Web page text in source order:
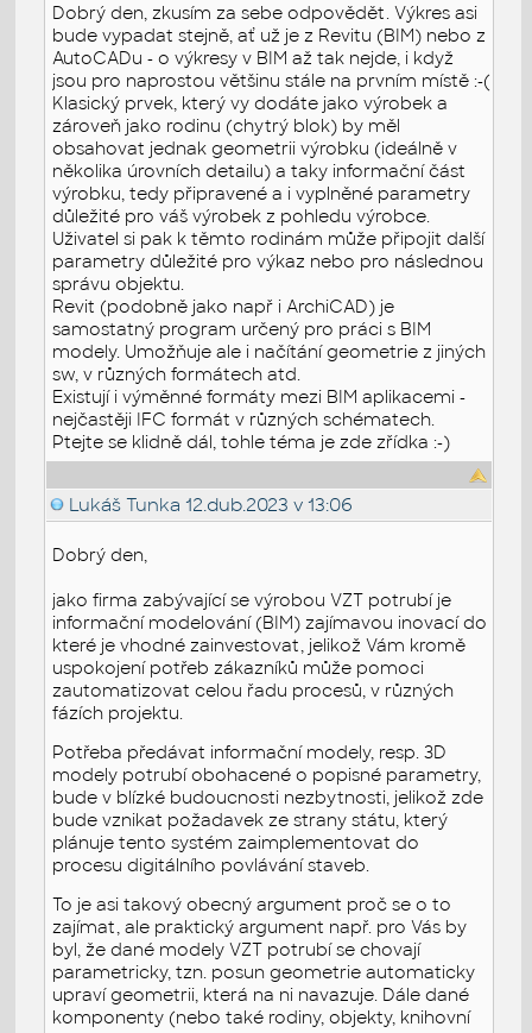
Dobrý den, zkusím za sebe odpovědět. Výkres asi
bude vypadat stejně, ať už je z Revitu (BIM) nebo z
AutoCADu - o výkresy v BIM až tak nejde, i když
jsou pro naprostou většinu stále na prvním místě :-(
Klasický prvek, který vy dodáte jako výrobek a
zároveň jako rodinu (chytrý blok) by měl
obsahovat jednak geometrii výrobku (ideálně v
několika úrovních detailu) a taky informační část
výrobku, tedy připravené a i vyplněné parametry
důležité pro váš výrobek z pohledu výrobce.
Uživatel si pak k těmto rodinám může připojit další
parametry důležité pro výkaz nebo pro následnou
správu objektu.
Revit (podobně jako např i ArchiCAD) je
samostatný program určený pro práci s BIM
modely. Umožňuje ale i načítání geometrie z jiných
sw, v různých formátech atd.
Existují i výměnné formáty mezi BIM aplikacemi -
nejčastěji IFC formát v různých schématech.
Ptejte se klidně dál, tohle téma je zde zřídka :-)
Lukáš Tunka 12.dub.2023 v 13:06
Dobrý den,
jako firma zabývající se výrobou VZT potrubí je
informační modelování (BIM) zajímavou inovací do
které je vhodné zainvestovat, jelikož Vám kromě
uspokojení potřeb zákazníků může pomoci
zautomatizovat celou řadu procesů, v různých
fázích projektu.
Potřeba předávat informační modely, resp. 3D
modely potrubí obohacené o popisné parametry,
bude v blízké budoucnosti nezbytnosti, jelikož zde
bude vznikat požadavek ze strany státu, který
plánuje tento systém zaimplementovat do
procesu digitálního povlávání staveb.
To je asi takový obecný argument proč se o to
zajímat, ale praktický argument např. pro Vás by
byl, že dané modely VZT potrubí se chovají
parametricky, tzn. posun geometrie automaticky
upraví geometrii, která na ni navazuje. Dále dané
komponenty (nebo také rodiny, objekty, knihovní